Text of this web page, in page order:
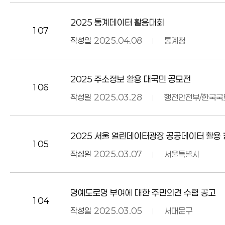
107
2025 통계데이터 활용대회
작성일 2025.04.08 통계청
106
2025 주소정보 활용 대국민 공모전
작성일 2025.03.28 행전안전부/한국
105
2025 서울 열린데이터광장 공공데이터 활용
작성일 2025.03.07 서울특별시
104
명예도로명 부여에 대한 주민의견 수렴 공고
작성일 2025.03.05 서대문구